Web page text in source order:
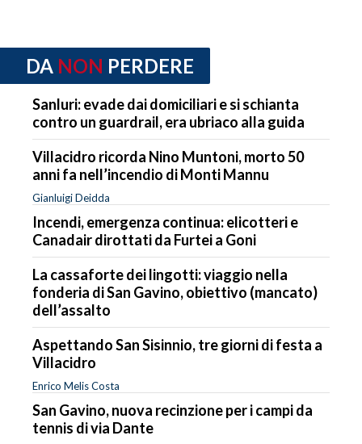
DA NON PERDERE
Sanluri: evade dai domiciliari e si schianta
contro un guardrail, era ubriaco alla guida
Villacidro ricorda Nino Muntoni, morto 50
anni fa nell’incendio di Monti Mannu
Gianluigi Deidda
Incendi, emergenza continua: elicotteri e
Canadair dirottati da Furtei a Goni
La cassaforte dei lingotti: viaggio nella
fonderia di San Gavino, obiettivo (mancato)
dell’assalto
Aspettando San Sisinnio, tre giorni di festa a
Villacidro
Enrico Melis Costa
San Gavino, nuova recinzione per i campi da
tennis di via Dante